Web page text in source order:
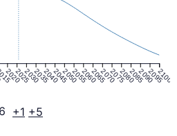
20202025203020352040204520502055206020652070207520802085209020952100
+1 +5